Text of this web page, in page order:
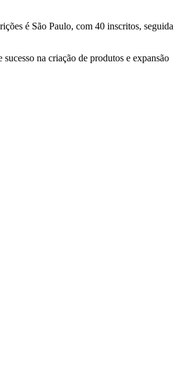
é São Paulo, com 40 inscritos, seguida
na criação de produtos e expansão